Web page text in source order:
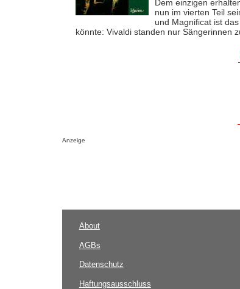
Dem einzigen
nun im vierten Teil
und Magnificat ist
könnte: Vivaldi standen nur Sängerinnen
Anzeige
About
AGBs
Datenschutz
Haftungsausschluss